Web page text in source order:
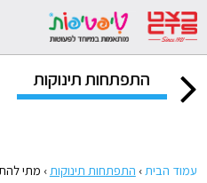
התפתחות תינוקות
עמוד הבית› התפתחות תינוקות› מתי